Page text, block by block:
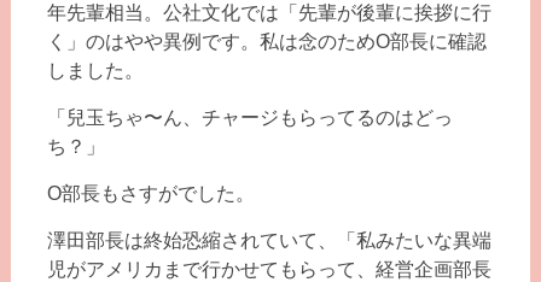
年先輩相当。公社文化では「先輩が後輩に挨拶に行
く」のはやや異例です。私は念のためO部長に確認
しました。
「兒玉ちゃ〜ん、チャージもらってるのはどっ
ち？」
O部長もさすがでした。
澤田部長は終始恐縮されていて、「私みたいな異端
児がアメリカまで行かせてもらって、経営企画部長